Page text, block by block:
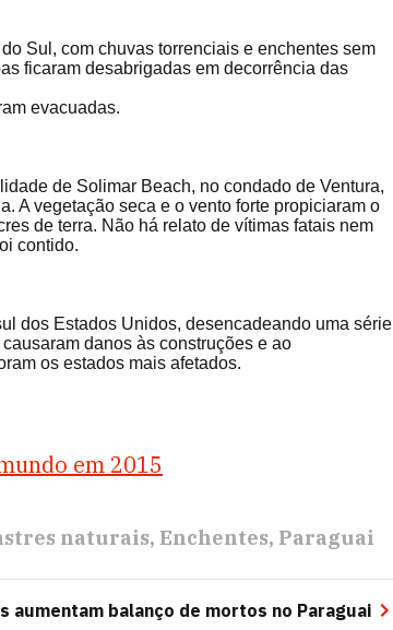
Sul, com chuvas torrenciais e enchentes sem
ficaram desabrigadas em decorrência das
evacuadas.
de Solimar Beach, no condado de Ventura,
A vegetação seca e o vento forte propiciaram o
de terra. Não há relato de vítimas fatais nem
contido.
dos Estados Unidos, desencadeando uma série
danos às construções e ao
os estados mais afetados.
em 2015
naturais Enchentes Paraguai
aumentam balanço de mortos no Paraguai